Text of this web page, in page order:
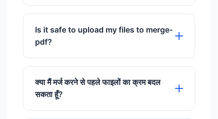
नहीं, हमारा टूल प्रत्येक दस्तावेज़ की मूल टेक्स्ट और
इमेज गुणवत्ता बनाए रखते हुए आपकी फ़ाइलों को
जोड़ता है।
Is it safe to upload my files to merge-
pdf?
Absolutely. We use SSL encryption and
delete files automatically after 60
minutes.
क्या मैं मर्ज करने से पहले फाइलों का क्रम बदल
सकता हूँ?
हाँ, अपलोड करने के बाद, आप मर्ज पर क्लिक करने से